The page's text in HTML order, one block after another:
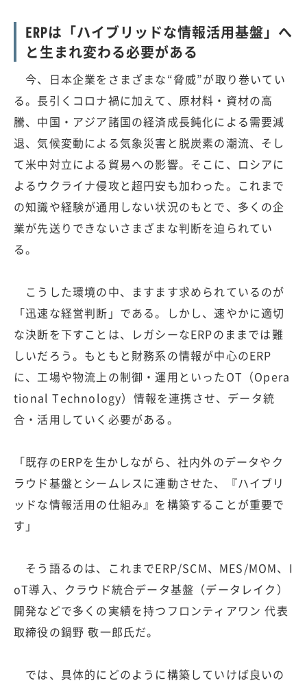
ERPは「ハイブリッドな情報活用基盤」へ
と生まれ変わる必要がある
今、日本企業をさまざまな“脅威”が取り巻いてい
る。長引くコロナ禍に加えて、原材料・資材の高
騰、中国・アジア諸国の経済成長鈍化による需要減
退、気候変動による気象災害と脱炭素の潮流、そし
て米中対立による貿易への影響。そこに、ロシアに
よるウクライナ侵攻と超円安も加わった。これまで
の知識や経験が通用しない状況のもとで、多くの企
業が先送りできないさまざまな判断を迫られてい
る。
こうした環境の中、ますます求められているのが
「迅速な経営判断」である。しかし、速やかに適切
な決断を下すことは、レガシーなERPのままでは難
しいだろう。もともと財務系の情報が中心のERP
に、工場や物流上の制御・運用といったOT（Opera
tional Technology）情報を連携させ、データ統
合・活用していく必要がある。
「既存のERPを生かしながら、社内外のデータやク
ラウド基盤とシームレスに連動させた、『ハイブリ
ッドな情報活用の仕組み』を構築することが重要で
す」
そう語るのは、これまでERP/SCM、MES/MOM、I
oT導入、クラウド統合データ基盤（データレイク）
開発などで多くの実績を持つフロンティアワン 代表
取締役の鍋野 敬一郎氏だ。
では、具体的にどのように構築していけば良いの